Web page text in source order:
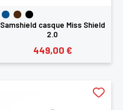
Samshield casque Miss Shield
2.0
449,00 €